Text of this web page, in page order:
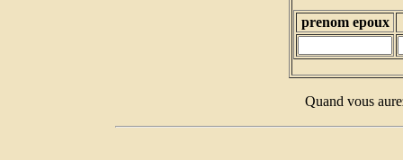
prenom epoux
Quand vous